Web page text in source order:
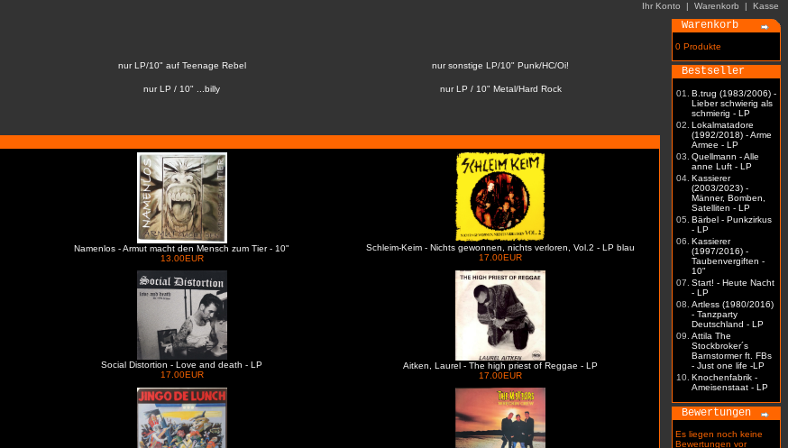
Ihr Konto | Warenkorb | Kasse
nur LP/10" auf Teenage Rebel nur sonstige LP/10" Punk/HC/Oi!
nur LP / 10" ...billy nur LP / 10" Metal/Hard Rock
Namenlos - Armut macht den Mensch zum Tier - 10"
13.00EUR
Schleim-Keim - Nichts gewonnen, nichts verloren, Vol.2 - LP blau
17.00EUR
Social Distortion - Love and death - LP
17.00EUR
Aitken, Laurel - The high priest of Reggae - LP
17.00EUR
Warenkorb
0 Produkte
Bestseller
01.
B.trug (1983/2006) -
Lieber schwierig als
schmierig - LP
02. Lokalmatadore
(1992/2018) - Arme
Armee - LP
03. Quellmann - Alle
anne Luft - LP
04. Kassierer
(2003/2023) -
Männer, Bomben,
Satelliten - LP
05. Bärbel - Punkzirkus
- LP
06. Kassierer
(1997/2016) -
Taubenvergiften -
10"
07. Start! - Heute Nacht
- LP
08. Artless (1980/2016)
- Tanzparty
Deutschland - LP
09. Attila The
Stockbroker´s
Barnstormer ft. FBs
- Just one life -LP
10. Knochenfabrik -
Ameisenstaat - LP
Bewertungen
Es liegen noch keine
Bewertungen vor